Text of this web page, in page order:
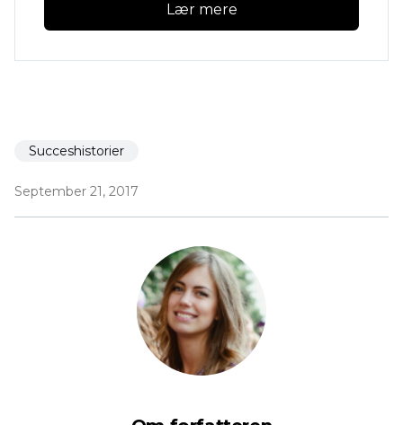
Lær mere
Succeshistorier
September 21, 2017